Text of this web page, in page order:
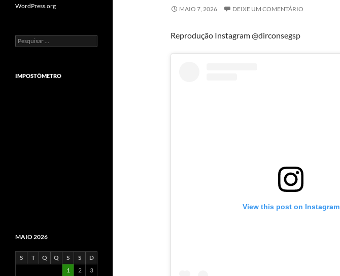
MAIO 7, 2026 DEIXE UM COMENTÁRIO
Reprodução Instagram @dirconsegsp
View this post on Instagram
WordPress.org
Pesquisar
por:
IMPOSTÔMETRO
MAIO 2026
S T Q Q S S
D
1
2
3